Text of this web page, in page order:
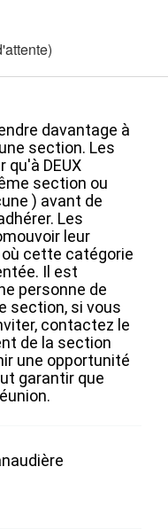
davantage à
section. Les
DEUX
section ou
) avant de
Les
leur
cette catégorie
Il est
personne de
section, si vous
contactez le
de la section
une opportunité
garantir que